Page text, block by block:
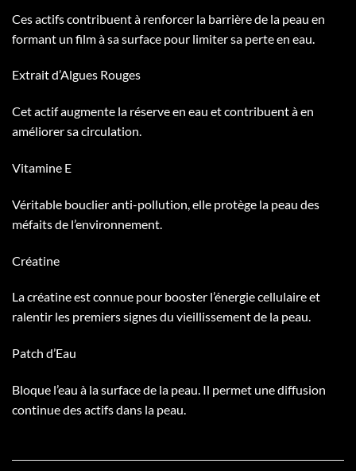
Ces actifs contribuent à renforcer la barrière de la peau en
formant un film à sa surface pour limiter sa perte en eau.
Extrait d’Algues Rouges
Cet actif augmente la réserve en eau et contribuent à en
améliorer sa circulation.
Vitamine E
Véritable bouclier anti-pollution, elle protège la peau des
méfaits de l’environnement.
Créatine
La créatine est connue pour booster l’énergie cellulaire et
ralentir les premiers signes du vieillissement de la peau.
Patch d’Eau
Bloque l’eau à la surface de la peau. Il permet une diffusion
continue des actifs dans la peau.